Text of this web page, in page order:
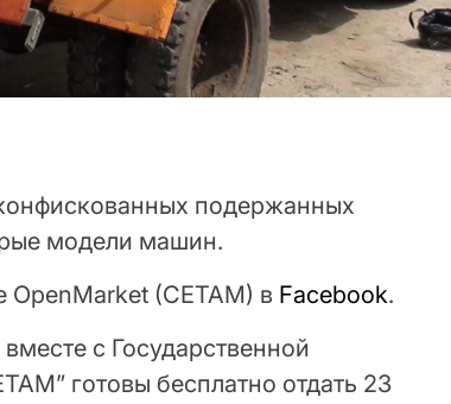
подержанных
модели машин.
(CETAM) в Facebook.
с Государственной
готовы бесплатно отдать 23